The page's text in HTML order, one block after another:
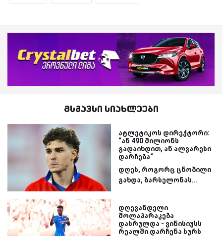
მსგავსი სიახლეები
ატლეტიკოს დირექტორი:
“ან 490 მილიონს
გადაიხდით, ან ალვარესი
დარჩება“
დღეს, როგორც ცნობილი
გახდა, ბარსელონას...
დღევანდელი
მოლაპარაკება
დასრულდა - ვინისიუსს
რეალში დარჩენა სურს